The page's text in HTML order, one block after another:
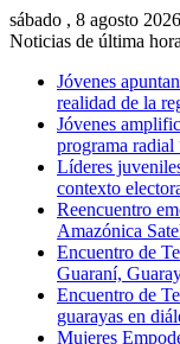
sábado , 8 agosto 2026
Noticias de última hora
Jóvenes
realidad de la
Jóvenes
programa radial
Líderes
contexto
Reencuentro
Amazónica
Encuentro de
Guaraní,
Encuentro de
guarayas en
Mujeres